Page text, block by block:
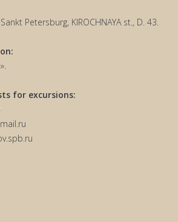
Petersburg, KIROCHNAYA st., D. 43.
for excursions: